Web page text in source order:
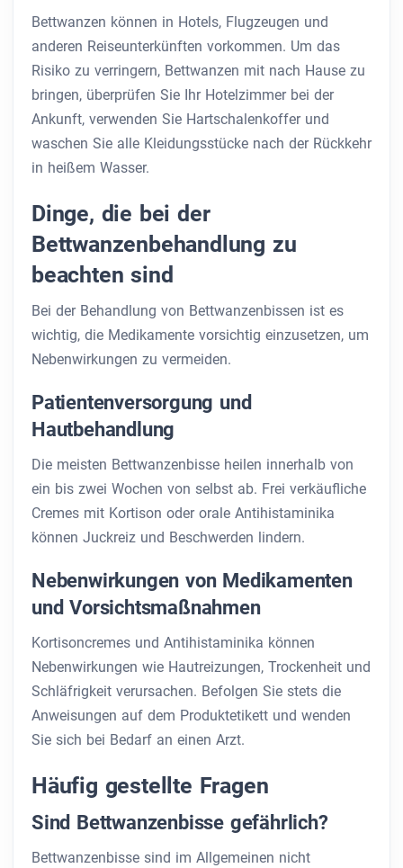
Bettwanzen können in Hotels, Flugzeugen und
anderen Reiseunterkünften vorkommen. Um das
Risiko zu verringern, Bettwanzen mit nach Hause zu
bringen, überprüfen Sie Ihr Hotelzimmer bei der
Ankunft, verwenden Sie Hartschalenkoffer und
waschen Sie alle Kleidungsstücke nach der Rückkehr
in heißem Wasser.
Dinge, die bei der
Bettwanzenbehandlung zu
beachten sind
Bei der Behandlung von Bettwanzenbissen ist es
wichtig, die Medikamente vorsichtig einzusetzen, um
Nebenwirkungen zu vermeiden.
Patientenversorgung und
Hautbehandlung
Die meisten Bettwanzenbisse heilen innerhalb von
ein bis zwei Wochen von selbst ab. Frei verkäufliche
Cremes mit Kortison oder orale Antihistaminika
können Juckreiz und Beschwerden lindern.
Nebenwirkungen von Medikamenten
und Vorsichtsmaßnahmen
Kortisoncremes und Antihistaminika können
Nebenwirkungen wie Hautreizungen, Trockenheit und
Schläfrigkeit verursachen. Befolgen Sie stets die
Anweisungen auf dem Produktetikett und wenden
Sie sich bei Bedarf an einen Arzt.
Häufig gestellte Fragen
Sind Bettwanzenbisse gefährlich?
Bettwanzenbisse sind im Allgemeinen nicht